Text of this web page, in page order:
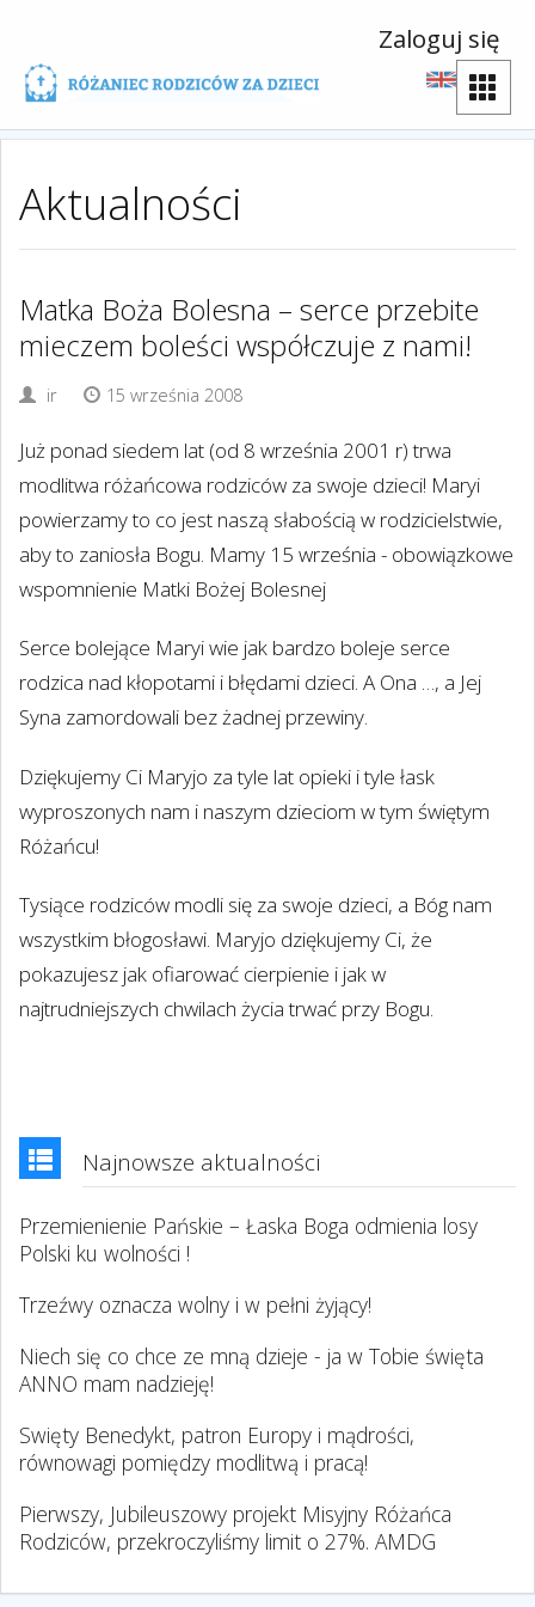
Zaloguj się
Aktualności
Matka Boża Bolesna – serce przebite
mieczem boleści współczuje z nami!
ir 15 września 2008
Już ponad siedem lat (od 8 września 2001 r) trwa
modlitwa różańcowa rodziców za swoje dzieci! Maryi
powierzamy to co jest naszą słabością w rodzicielstwie,
aby to zaniosła Bogu. Mamy 15 września - obowiązkowe
wspomnienie Matki Bożej Bolesnej
Serce bolejące Maryi wie jak bardzo boleje serce
rodzica nad kłopotami i błędami dzieci. A Ona …, a Jej
Syna zamordowali bez żadnej przewiny.
Dziękujemy Ci Maryjo za tyle lat opieki i tyle łask
wyproszonych nam i naszym dzieciom w tym świętym
Różańcu!
Tysiące rodziców modli się za swoje dzieci, a Bóg nam
wszystkim błogosławi. Maryjo dziękujemy Ci, że
pokazujesz jak ofiarować cierpienie i jak w
najtrudniejszych chwilach życia trwać przy Bogu.
Najnowsze aktualności
Przemienienie Pańskie – Łaska Boga odmienia losy
Polski ku wolności !
Trzeźwy oznacza wolny i w pełni żyjący!
Niech się co chce ze mną dzieje - ja w Tobie święta
ANNO mam nadzieję!
Swięty Benedykt, patron Europy i mądrości,
równowagi pomiędzy modlitwą i pracą!
Pierwszy, Jubileuszowy projekt Misyjny Różańca
Rodziców, przekroczyliśmy limit o 27%. AMDG